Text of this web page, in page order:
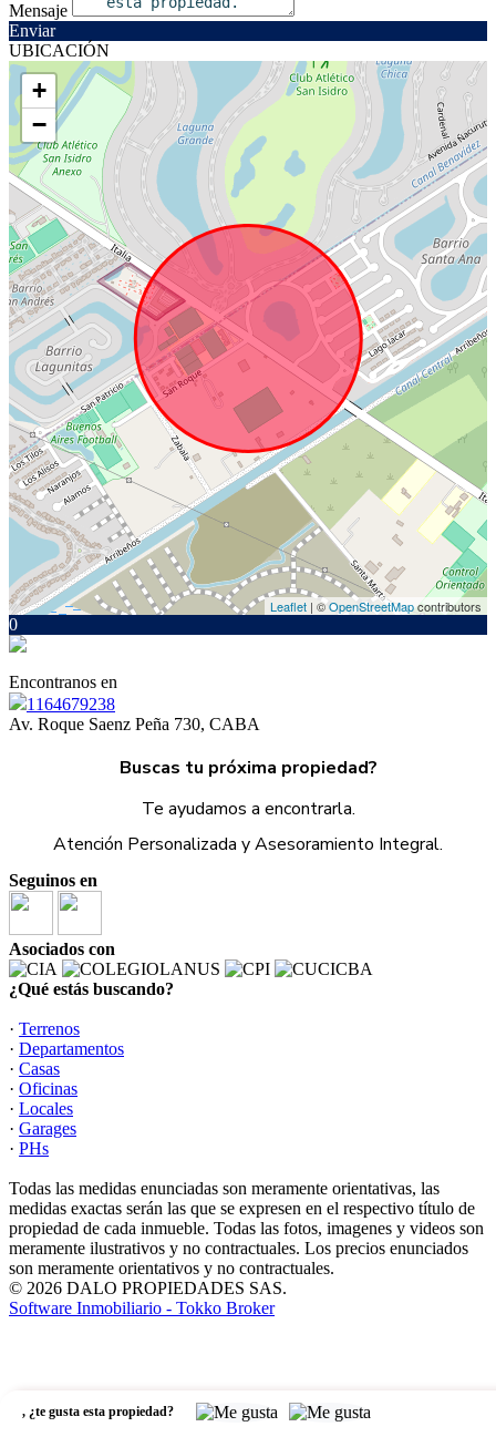
, ¿te gusta esta propiedad?
Mensaje
Enviar
UBICACIÓN
+
−
Leaflet | ©OpenStreetMapcontributors
0
Encontranos en
1164679238
Av. Roque Saenz Peña 730, CABA
Buscas tu próxima propiedad?
Te ayudamos a encontrarla.
Atención Personalizada y Asesoramiento Integral.
Seguinos en
Asociados con
¿Qué estás buscando?
· Terrenos
· Departamentos
· Casas
· Oficinas
· Locales
· Garages
· PHs
Todas las medidas enunciadas son meramente orientativas, las
medidas exactas serán las que se expresen en el respectivo título de
propiedad de cada inmueble. Todas las fotos, imagenes y videos son
meramente ilustrativos y no contractuales. Los precios enunciados
son meramente orientativos y no contractuales.
© 2026 DALO PROPIEDADES SAS.
Software Inmobiliario - Tokko Broker